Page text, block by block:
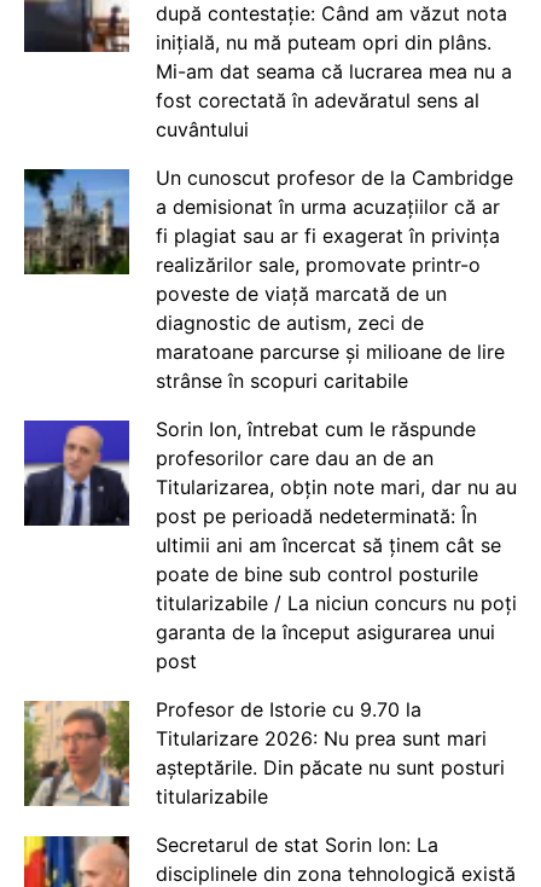
după contestație: Când am văzut nota
inițială, nu mă puteam opri din plâns.
Mi-am dat seama că lucrarea mea nu a
fost corectată în adevăratul sens al
cuvântului
Un cunoscut profesor de la Cambridge
a demisionat în urma acuzațiilor că ar
fi plagiat sau ar fi exagerat în privința
realizărilor sale, promovate printr-o
poveste de viață marcată de un
diagnostic de autism, zeci de
maratoane parcurse și milioane de lire
strânse în scopuri caritabile
Sorin Ion, întrebat cum le răspunde
profesorilor care dau an de an
Titularizarea, obțin note mari, dar nu au
post pe perioadă nedeterminată: În
ultimii ani am încercat să ținem cât se
poate de bine sub control posturile
titularizabile / La niciun concurs nu poți
garanta de la început asigurarea unui
post
Profesor de Istorie cu 9.70 la
Titularizare 2026: Nu prea sunt mari
așteptările. Din păcate nu sunt posturi
titularizabile
Secretarul de stat Sorin Ion: La
disciplinele din zona tehnologică există